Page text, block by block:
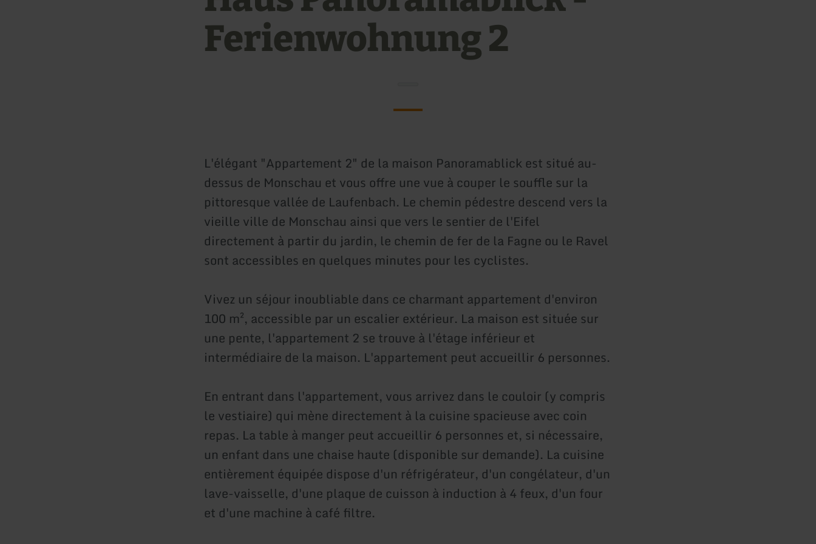
Ferienwohnung 2
L'élégant "Appartement 2" de la maison Panoramablick est situé au-
dessus de Monschau et vous offre une vue à couper le souffle sur la
pittoresque vallée de Laufenbach. Le chemin pédestre descend vers la
vieille ville de Monschau ainsi que vers le sentier de l'Eifel
directement à partir du jardin, le chemin de fer de la Fagne ou le Ravel
sont accessibles en quelques minutes pour les cyclistes.
Vivez un séjour inoubliable dans ce charmant appartement d'environ
100 m², accessible par un escalier extérieur. La maison est située sur
une pente, l'appartement 2 se trouve à l'étage inférieur et
intermédiaire de la maison. L'appartement peut accueillir 6 personnes.
En entrant dans l'appartement, vous arrivez dans le couloir (y compris
le vestiaire) qui mène directement à la cuisine spacieuse avec coin
repas. La table à manger peut accueillir 6 personnes et, si nécessaire,
un enfant dans une chaise haute (disponible sur demande). La cuisine
entièrement équipée dispose d'un réfrigérateur, d'un congélateur, d'un
lave-vaisselle, d'une plaque de cuisson à induction à 4 feux, d'un four
et d'une machine à café filtre.